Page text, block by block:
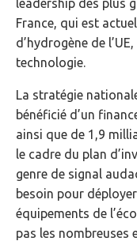
France, qui est
d’hydrogène de
technologie.
La stratégie
bénéficié d’un
ainsi que de 1,9
le cadre du plan
genre de signal
besoin pour
équipements de
pas les nombreuses